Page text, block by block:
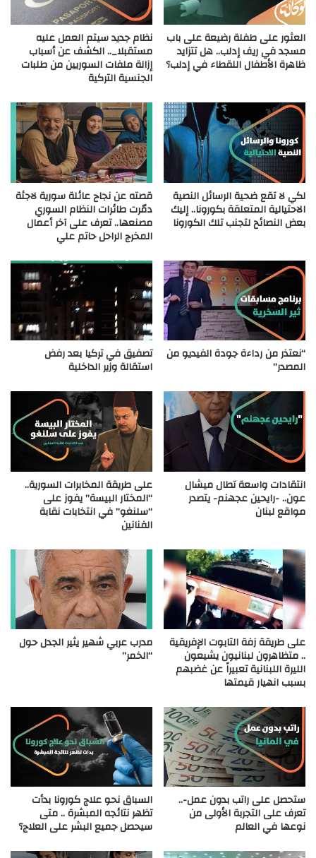
العثور على طفلة رضيعة على باب
مسجد في ريف إدلب.. هل تتزايد
ظاهرة الأطفال اللقطاء في إدلب؟
نظام جديد سيتم العمل عليه
مستقبلا_.. الكشف عن أسباب
إزالة ملفات السوريين من طلبات
الجنسية التركية
لكي لا تقع ضحية الرسائل النصية
الاحتيالية المتعلقة بكورونا.. إليك
بعض النصائح لتجنب تلك الكورونا
قصته عن نجاح عائلة سورية لاجئة
دمّرت طائرات النظام السوري
مصنعها.. تعرف على آخر أعمال
المخرج الراحل حاتم علي
“نعتذر من رداءة جودة الفيديو من
المصدر”
تصفيق في تركيا بعد رفض
استقالة وزير الداخلية
انتقادات واسعة تطال ميشال
عون.. -رايحين عجهنم- يتصدر
مواقع لبنان
على طريقة المخابرات السورية..
“المختار البيسة” يفوز على
“سلنغو” في انتخابات نقابة
الفنانين
على طريقة زفة التابوت الإفريقية
.. متظاهرون لبنانيون يشيعون
الليرة اللبنانية تعبيراً عن غضبهم
بسبب انهيار قيمتها
مدرب عربي شهير يثير الجدل حول
“الخمر”
ستحصل على راتب بدون عمل-..
تعرف على التجربة الأولى من
نوعها في العالم
السباق نحو علاج كورونا بدأت
تظهر نتائجه المبشرة .. متى
سيحصل جميع البشر على العلاج؟